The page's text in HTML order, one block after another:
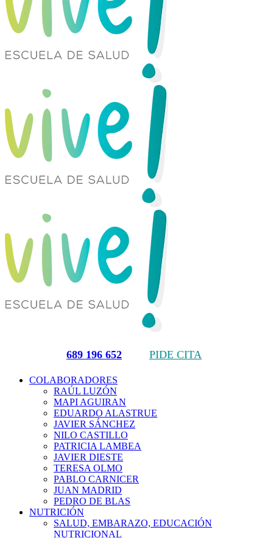
689 196 652 PIDE CITA
COLABORADORES
RAÚL LUZÓN
MAPI AGUIRAN
EDUARDO ALASTRUE
JAVIER SÁNCHEZ
NILO CASTILLO
PATRICIA LAMBEA
JAVIER DIESTE
TERESA OLMO
PABLO CARNICER
JUAN MADRID
PEDRO DE BLAS
NUTRICIÓN
SALUD, EMBARAZO, EDUCACIÓN
NUTRICIONAL